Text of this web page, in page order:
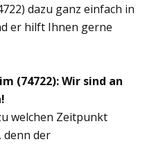
dazu ganz einfach in
er hilft Ihnen gerne
(74722): Wir sind an
welchen Zeitpunkt
denn der